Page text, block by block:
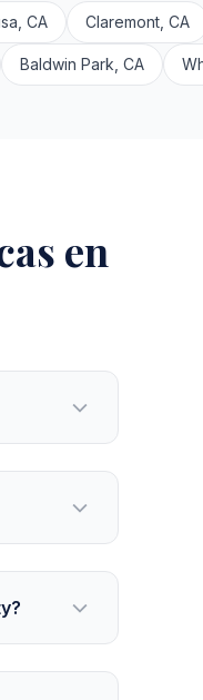
CA Claremont, CA
Baldwin Park, CA
en